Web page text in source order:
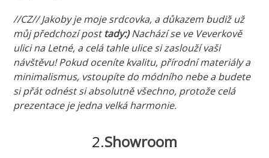
//CZ// Jakoby je moje srdcovka, a důkazem budiž už
můj předchozí posttady:)Nachází se ve Veverkově
ulici na Letné, a celá tahle ulice si zaslouží vaši
návštěvu! Pokud oceníte kvalitu, přírodní materiály a
minimalismus, vstoupíte do módního nebe a budete
si přát odnést si absolutně všechno, protože celá
prezentace je jedna velká harmonie.
2.Showroom